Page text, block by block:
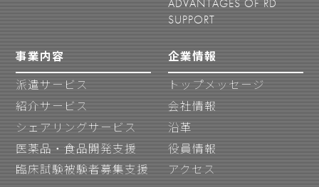
ADVANTAGES OF RD
SUPPORT
事業内容
派遣サービス
紹介サービス
シェアリングサービス
医薬品・食品開発支援
臨床試験被験者募集支援
企業情報
トップメッセージ
会社情報
沿革
役員情報
アクセス